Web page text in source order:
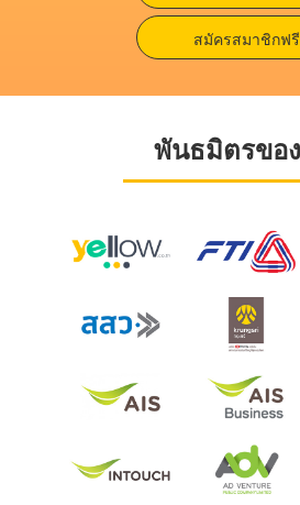
สมัครสมาชิกฟรี
พันธมิตรของ